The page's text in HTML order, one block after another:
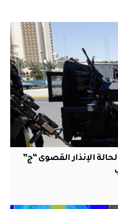
الإنذار القصوى “ج”